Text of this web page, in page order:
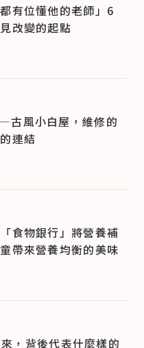
有位懂他的老師」6
改變的起點
古風小白屋，維修的
連結
食物銀行」將營養補
帶來營養均衡的美味
，背後代表什麼樣的